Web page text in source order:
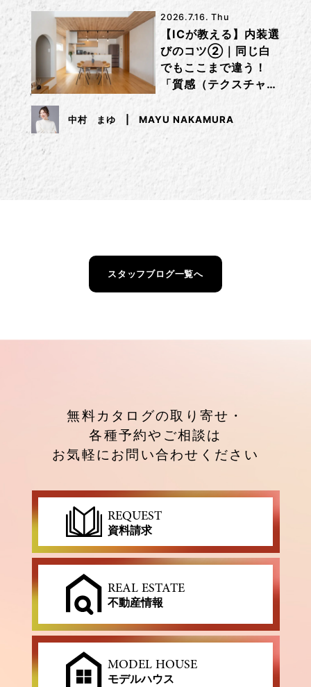
2026.7.16. Thu
【ICが教える】内装選
びのコツ②｜同じ白
でもここまで違う！
「質感（テクスチャ
ー）」で差をつけるコ
ツ
中村 まゆ MAYU NAKAMURA
スタッフブログ一覧へ
無料カタログの取り寄せ・
各種予約やご相談は
お気軽にお問い合わせください
REQUEST
資料請求
REAL ESTATE
不動産情報
MODEL HOUSE
モデルハウス